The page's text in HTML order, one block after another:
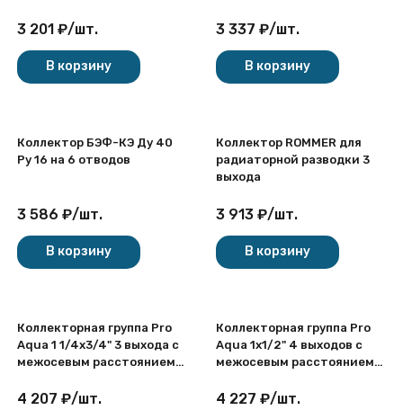
1"х3/4"х2, под евроконус
резьбовая ВР-НР, 9504-01
3 201 ₽/шт.
В корзину
3 337 ₽/шт.
В корзину
Коллектор БЭФ-КЭ Ду 40
Ру 16 на 6 отводов
3 586 ₽/шт.
В корзину
Коллектор ROMMER для
радиаторной разводки 3
выхода
3 913 ₽/шт.
В корзину
Коллекторная группа Pro
Aqua 1 1/4х3/4" 3 выхода с
межосевым расстоянием
4 207 ₽/шт.
Коллекторная группа Pro
Aqua 1х1/2" 4 выходов с
межосевым расстоянием
4 227 ₽/шт.